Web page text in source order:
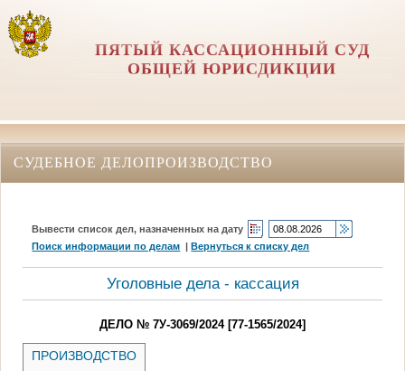
ПЯТЫЙ КАССАЦИОННЫЙ СУД
ОБЩЕЙ ЮРИСДИКЦИИ
СУДЕБНОЕ ДЕЛОПРОИЗВОДСТВО
Вывести список дел, назначенных на дату
Поиск информации по делам |Вернуться к списку дел
Уголовные дела - кассация
ДЕЛО № 7У-3069/2024 [77-1565/2024]
ПРОИЗВОДСТВО